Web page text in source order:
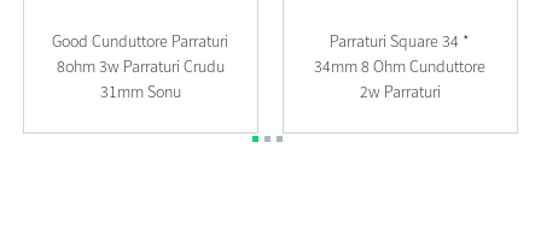
Good Cunduttore Parraturi
8ohm 3w Parraturi Crudu
31mm Sonu
Parraturi Square 34 *
34mm 8 Ohm Cunduttore
2w Parraturi